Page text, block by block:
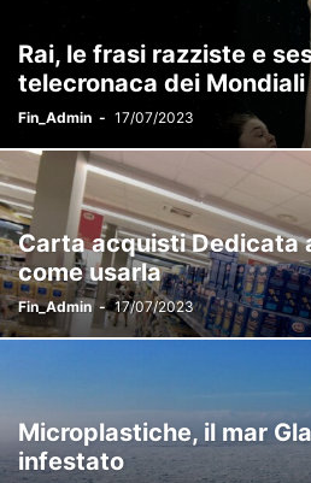
Rai, le frasi razziste e
telecronaca dei Mondiali
Fin_Admin - 17/07/2023
Carta acquisti Dedicata
come usarla
Fin_Admin - 17/07/2023
Microplastiche, il mar
infestato